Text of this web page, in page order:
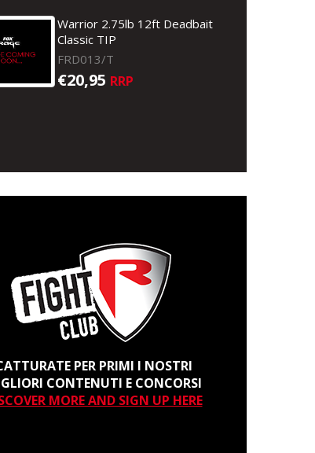
Warrior 2.75lb 12ft Deadbait
Classic TIP
FRD013/T
€20,95 RRP
PER PRIMI I NOSTRI
CONTENUTI E CONCORSI
MORE AND SIGN UP HERE